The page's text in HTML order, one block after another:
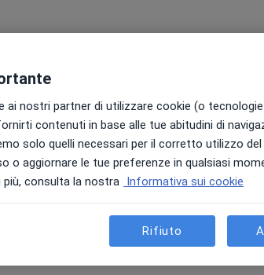
7 Ago 8 Ago 9 Ago 10 Ago
Non ci sono agende disponibili!
Chiedi di attivare le prenotazioni online
ai nostri partner di utilizzare cookie (o
contenuti in base alle tue abitudini di
solo quelli necessari per il corretto utilizzo
o aggiornare le tue preferenze in qualsiasi
più, consulta la nostra Informativa sui cookie
Rifiuto